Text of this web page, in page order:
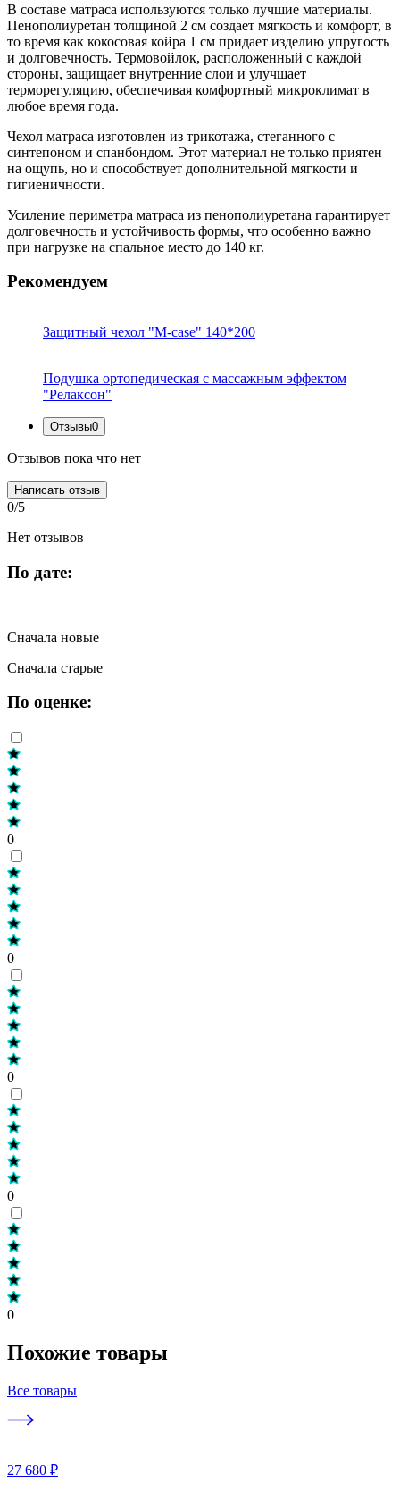
В составе матраса используются только лучшие материалы.
Пенополиуретан толщиной 2 см создает мягкость и комфорт, в
то время как кокосовая койра 1 см придает изделию упругость
и долговечность. Термовойлок, расположенный с каждой
стороны, защищает внутренние слои и улучшает
терморегуляцию, обеспечивая комфортный микроклимат в
любое время года.
Чехол матраса изготовлен из трикотажа, стеганного с
синтепоном и спанбондом. Этот материал не только приятен
на ощупь, но и способствует дополнительной мягкости и
гигиеничности.
Усиление периметра матраса из пенополиуретана гарантирует
долговечность и устойчивость формы, что особенно важно
при нагрузке на спальное место до 140 кг.
Рекомендуем
Защитный чехол "M-case" 140*200
Подушка ортопедическая с массажным эффектом
"Релаксон"
Отзывы0
Отзывов пока что нет
Написать отзыв
0/5
Нет отзывов
По дате:
Сначала новые
Сначала старые
По оценке:
0
0
0
0
0
Похожие товары
Все товары
27 680 ₽